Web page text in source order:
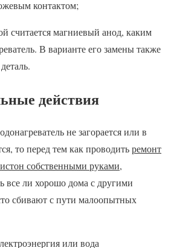
контактом;
считается магниевый анод, каким
В варианте его замены также
действия
не загорается или в
то перед тем как проводитьремонт
собственными руками,
все ли хорошо дома с другими
сбивают с пути малоопытных
или вода